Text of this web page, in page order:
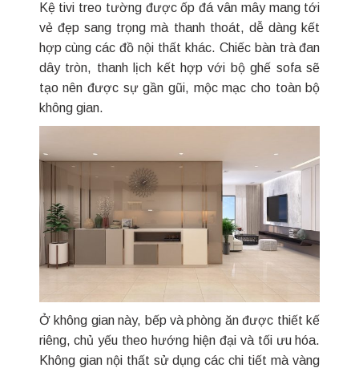
Kệ tivi treo tường được ốp đá vân mây mang tới
vẻ đẹp sang trọng mà thanh thoát, dễ dàng kết
hợp cùng các đồ nội thất khác. Chiếc bàn trà đan
dây tròn, thanh lịch kết hợp với bộ ghế sofa sẽ
tạo nên được sự gần gũi, mộc mạc cho toàn bộ
không gian.
Ở không gian này, bếp và phòng ăn được thiết kế
riêng, chủ yếu theo hướng hiện đại và tối ưu hóa.
Không gian nội thất sử dụng các chi tiết mà vàng